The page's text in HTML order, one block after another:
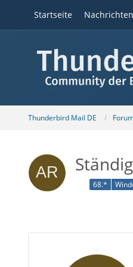
Startseite Nachrichten
Thunderbird Mail DE
68.*